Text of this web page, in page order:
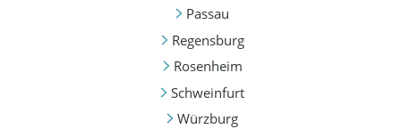
Passau
Regensburg
Rosenheim
Schweinfurt
Würzburg